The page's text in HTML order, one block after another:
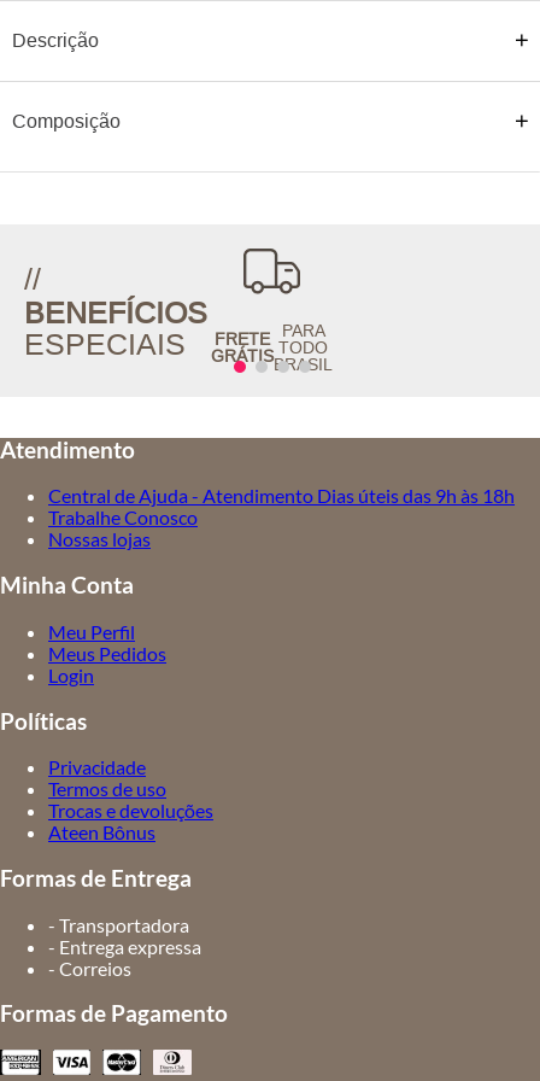
Descrição
Composição
//
BENEFÍCIOS
ESPECIAIS
FRETE
GRÁTIS
PARA
TODO
BRASIL
Atendimento
Central de Ajuda - Atendimento Dias úteis das 9h às 18h
Trabalhe Conosco
Nossas lojas
Minha Conta
Meu Perfil
Meus Pedidos
Login
Políticas
Privacidade
Termos de uso
Trocas e devoluções
Ateen Bônus
Formas de Entrega
- Transportadora
- Entrega expressa
- Correios
Formas de Pagamento